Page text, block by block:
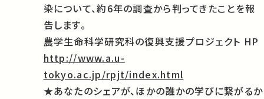
染について、約6年の調査から判ってきたことを報
告します。
農学生命科学研究科の復興支援プロジェクト HP
http://www.a.u-
tokyo.ac.jp/rpjt/index.html
★あなたのシェアが、ほかの誰かの学びに繋がるか